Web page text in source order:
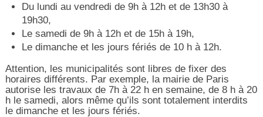
Du lundi au vendredi de 9h à 12h et de 13h30 à
19h30,
Le samedi de 9h à 12h et de 15h à 19h,
Le dimanche et les jours fériés de 10 h à 12h.
Attention, les municipalités sont libres de fixer des
horaires différents. Par exemple, la mairie de Paris
autorise les travaux de 7h à 22 h en semaine, de 8 h à 20
h le samedi, alors même qu’ils sont totalement interdits
le dimanche et les jours fériés.